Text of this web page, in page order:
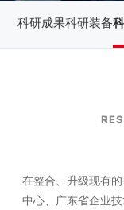
科研成果科研装备
在整合、升级现有
中心、广东省企业